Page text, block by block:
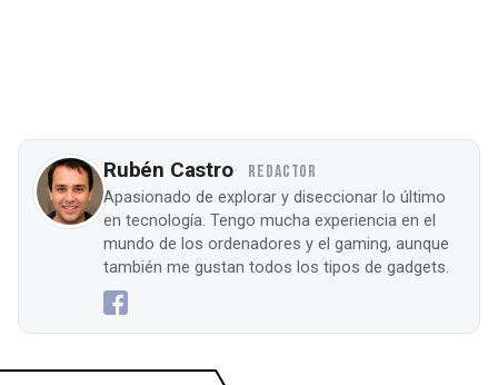
Rubén Castro REDACTOR
Apasionado de explorar y diseccionar lo último
en tecnología. Tengo mucha experiencia en el
mundo de los ordenadores y el gaming, aunque
también me gustan todos los tipos de gadgets.